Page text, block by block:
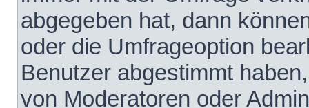
abgegeben hat, dann
oder die Umfrageoption
Benutzer abgestimmt
von Moderatoren oder